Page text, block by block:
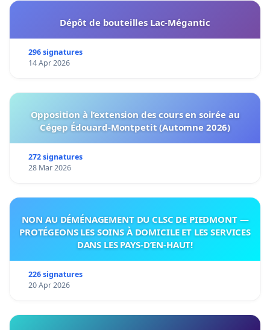
Dépôt de bouteilles Lac-Mégantic
296 signatures
14 Apr 2026
Opposition à l’extension des cours en soirée au
Cégep Édouard-Montpetit (Automne 2026)
272 signatures
28 Mar 2026
NON AU DÉMÉNAGEMENT DU CLSC DE PIEDMONT —
PROTÉGEONS LES SOINS À DOMICILE ET LES SERVICES
DANS LES PAYS-D’EN-HAUT!
226 signatures
20 Apr 2026